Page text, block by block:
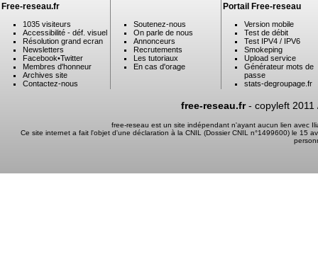
Free-reseau.fr
1035 visiteurs
Accessibilité - déf. visuel
Résolution grand ecran
Newsletters
Facebook•Twitter
Membres d'honneur
Archives site
Contactez-nous
Soutenez-nous
On parle de nous
Annonceurs
Recrutements
Les tutoriaux
En cas d'orage
Portail Free-reseau
Version mobile
Test de débit
Test IPV4 / IPV6
Smokeping
Upload service
Générateur mots de
passe
stats-degroupage.fr
free-reseau.fr- copyleft 2011
free-reseau est un site indépendant n'ayant aucun lien avec
Ce site internet a fait l'objet d'une déclaration à la CNIL (Dossier CNIL n°1499600) le 15